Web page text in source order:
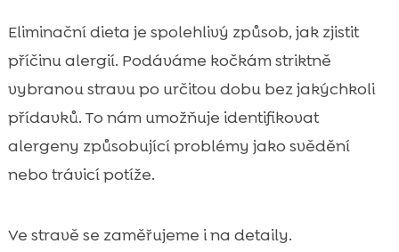
Eliminační dieta je spolehlivý způsob, jak zjistit
příčinu alergií. Podáváme kočkám striktně
vybranou stravu po určitou dobu bez jakýchkoli
přídavků. To nám umožňuje identifikovat
alergeny způsobující problémy jako svědění
nebo trávicí potíže.
Ve stravě se zaměřujeme i na detaily.